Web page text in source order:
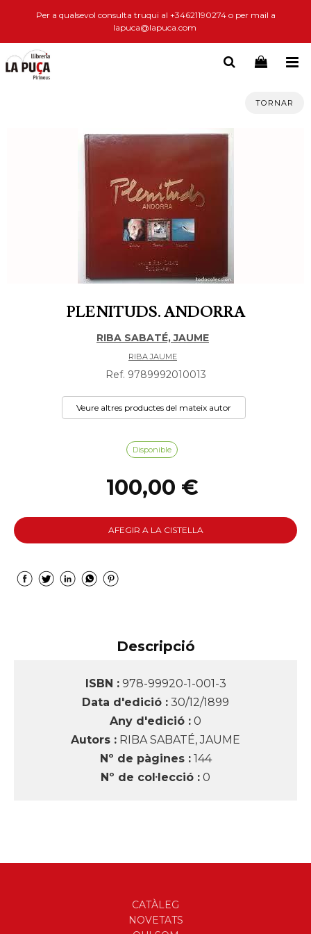
Per a qualsevol consulta truqui al +34621190274 o per mail a
lapuca@lapuca.com
TORNAR
PLENITUDS. ANDORRA
RIBA SABATÉ, JAUME
RIBA JAUME
Ref. 9789992010013
Veure altres productes del mateix autor
Disponible
100,00 €
AFEGIR A LA CISTELLA
Descripció
ISBN : 978-99920-1-001-3
Data d'edició : 30/12/1899
Any d'edició : 0
Autors : RIBA SABATÉ, JAUME
Nº de pàgines : 144
Nº de col·lecció : 0
CATÀLEG
NOVETATS